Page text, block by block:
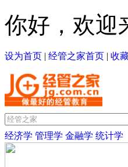
你好，欢迎
设为首页 | 经管之家首页 | 收
经济学 管理学 金融学 统计学